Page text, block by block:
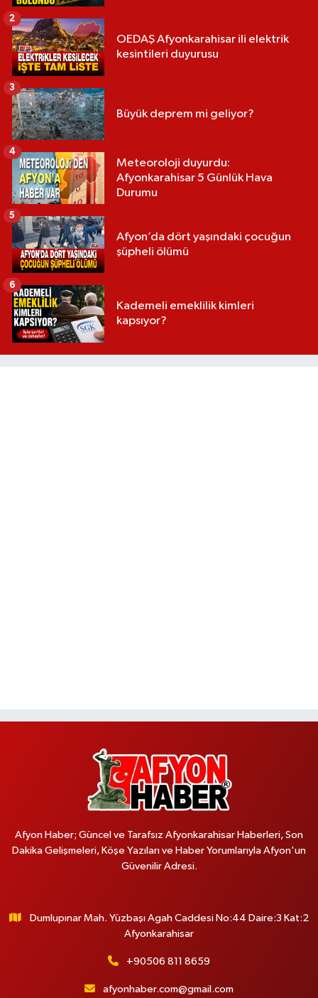
OEDAŞ Afyonkarahisar ili elektrik
kesintileri duyurusu
2
Büyük deprem mi geliyor?
3
Meteoroloji duyurdu:
Afyonkarahisar 5 Günlük Hava
Durumu
4
Afyon’da dört yaşındaki çocuğun
şüpheli ölümü
5
Kademeli emeklilik kimleri
kapsıyor?
6
Afyon Haber; Güncel ve Tarafsız Afyonkarahisar Haberleri, Son
Dakika Gelişmeleri, Köşe Yazıları ve Haber Yorumlarıyla Afyon'un
Güvenilir Adresi.
Dumlupınar Mah. Yüzbaşı Agah Caddesi No:44 Daire:3 Kat:2
Afyonkarahisar
+90506 811 8659
afyonhaber.com@gmail.com